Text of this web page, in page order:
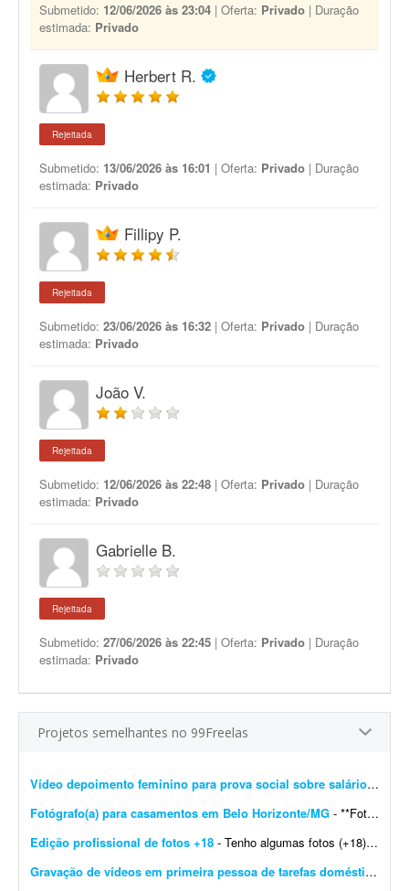
Submetido: 12/06/2026 às 23:04 | Oferta: Privado | Duração
estimada: Privado
Herbert R.
Rejeitada
Submetido: 13/06/2026 às 16:01 | Oferta: Privado | Duração
estimada: Privado
Fillipy P.
Rejeitada
Submetido: 23/06/2026 às 16:32 | Oferta: Privado | Duração
estimada: Privado
João V.
Rejeitada
Submetido: 12/06/2026 às 22:48 | Oferta: Privado | Duração
estimada: Privado
Gabrielle B.
Rejeitada
Submetido: 27/06/2026 às 22:45 | Oferta: Privado | Duração
estimada: Privado
Projetos semelhantes no 99Freelas
Vídeo depoimento feminino para prova social sobre salário-maternidade
Fotógrafo(a) para casamentos em Belo Horizonte/MG - **Fotógrafo(a) freelancer para cobertura de casamento - Belo Horizonte/MG** Estou procurando um(a) fotógrafo(a) freelancer para atuar na cobertura de um casamento em Belo Horizonte/M...
Edição profissional de fotos +18 - Tenho algumas fotos (+18) e preciso que você melhore a qualidade e deixe o resultado bastante profissional. As imagens são para uso no meu site de trabalho. Gostaria que, se poss&iacu...
Gravação de vídeos em primeira pessoa de tarefas domésticas